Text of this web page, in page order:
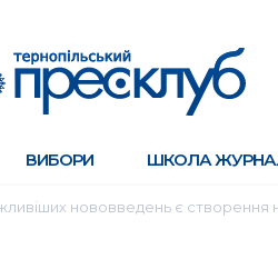
ВИБОРИ ШКОЛА
нововведень є створення